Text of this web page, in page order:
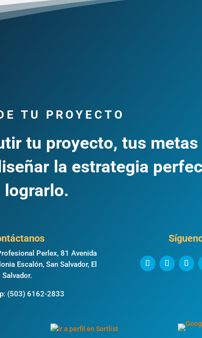
TU PROYECTO
tu proyecto, tus metas
la estrategia
lograrlo.
Perlex, 81 Avenida
Escalón, San Salvador, El
Salvador.
(503) 6162-2833